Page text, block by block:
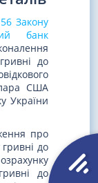
56 Закону
банк
до
США
України
про
до
до